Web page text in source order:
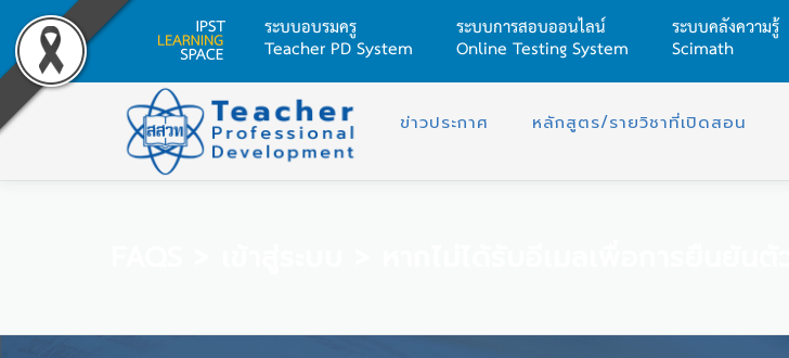
ระบบอบรมครู
Teacher PD System
ระบบการสอบออนไลน์
Online Testing System
ระบบคลังความรู้
Scimath
to
ข่าวประกาศ หลักสูตร/รายวิชาที่เปิดสอน